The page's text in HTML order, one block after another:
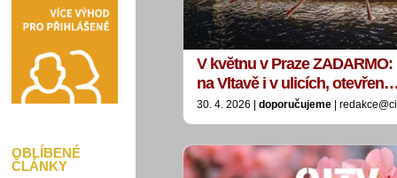
OBLÍBENÉ
ČLÁNKY
V květnu v Praze
na Vltavě i v ulicích,
30. 4. 2026 | doporučujeme |